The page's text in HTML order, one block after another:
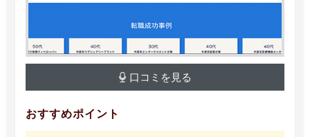
口コミを見る
おすすめポイント